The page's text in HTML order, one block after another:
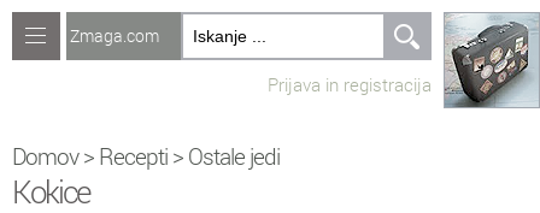
Računalništvo
Recepti
Naredi sam
Zmaga.com
Prijava in registracija
Domov> Recepti > Ostale jedi
Kokice